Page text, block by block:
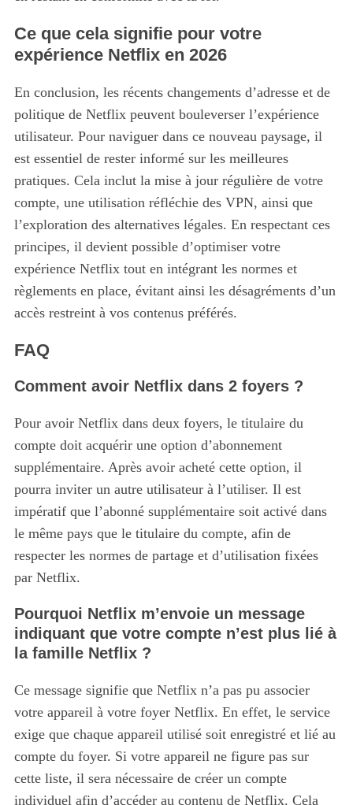
Ce que cela signifie pour votre
expérience Netflix en 2026
En conclusion, les récents changements d’adresse et de
politique de Netflix peuvent bouleverser l’expérience
utilisateur. Pour naviguer dans ce nouveau paysage, il
est essentiel de rester informé sur les meilleures
pratiques. Cela inclut la mise à jour régulière de votre
compte, une utilisation réfléchie des VPN, ainsi que
l’exploration des alternatives légales. En respectant ces
principes, il devient possible d’optimiser votre
expérience Netflix tout en intégrant les normes et
règlements en place, évitant ainsi les désagréments d’un
accès restreint à vos contenus préférés.
FAQ
Comment avoir Netflix dans 2 foyers ?
Pour avoir Netflix dans deux foyers, le titulaire du
compte doit acquérir une option d’abonnement
supplémentaire. Après avoir acheté cette option, il
pourra inviter un autre utilisateur à l’utiliser. Il est
impératif que l’abonné supplémentaire soit activé dans
le même pays que le titulaire du compte, afin de
respecter les normes de partage et d’utilisation fixées
par Netflix.
Pourquoi Netflix m’envoie un message
indiquant que votre compte n’est plus lié à
la famille Netflix ?
Ce message signifie que Netflix n’a pas pu associer
votre appareil à votre foyer Netflix. En effet, le service
exige que chaque appareil utilisé soit enregistré et lié au
compte du foyer. Si votre appareil ne figure pas sur
cette liste, il sera nécessaire de créer un compte
individuel afin d’accéder au contenu de Netflix. Cela